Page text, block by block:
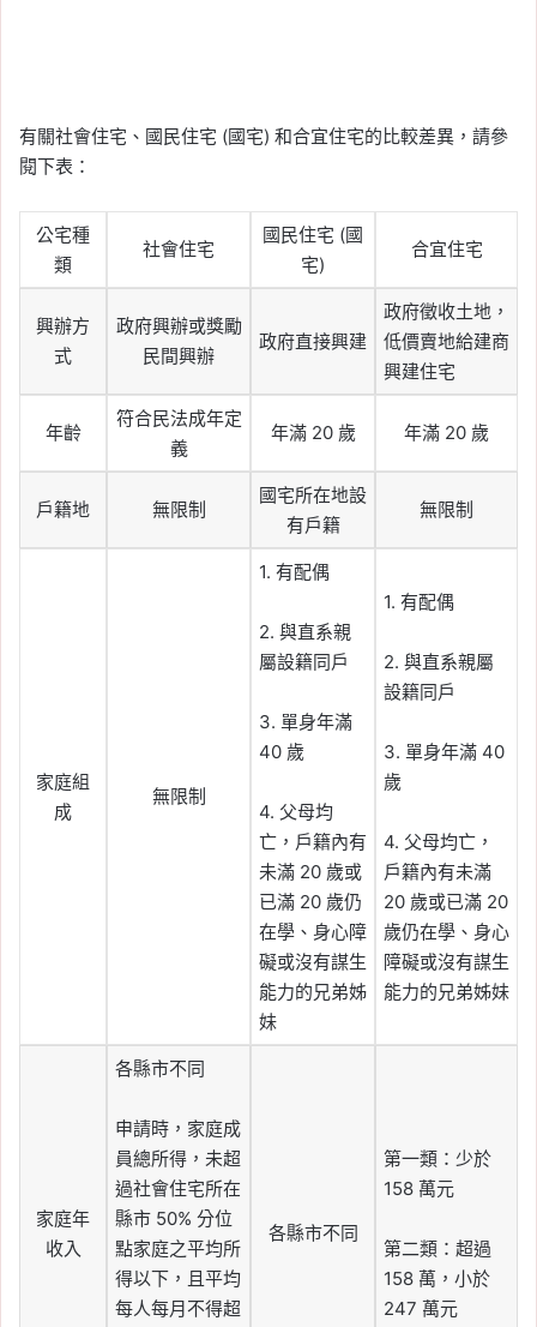
有關社會住宅、國民住宅 (國宅) 和合宜住宅的比較差異，請參
閱下表：
公宅種
類
社會住宅
國民住宅 (國
宅)
合宜住宅
興辦方
式
政府興辦或獎勵
民間興辦
政府直接興建
政府徵收土地，
低價賣地給建商
興建住宅
年齡
符合民法成年定
義
年滿 20 歲 年滿 20 歲
戶籍地 無限制
國宅所在地設
有戶籍
無限制
家庭組
成
無限制
1. 有配偶
2. 與直系親
屬設籍同戶
3. 單身年滿
40 歲
4. 父母均
亡，戶籍內有
未滿 20 歲或
已滿 20 歲仍
在學、身心障
礙或沒有謀生
能力的兄弟姊
妹
1. 有配偶
2. 與直系親屬
設籍同戶
3. 單身年滿 40
歲
4. 父母均亡，
戶籍內有未滿
20 歲或已滿 20
歲仍在學、身心
障礙或沒有謀生
能力的兄弟姊妹
家庭年
收入
各縣市不同
申請時，家庭成
員總所得，未超
過社會住宅所在
縣市 50% 分位
點家庭之平均所
得以下，且平均
每人每月不得超
各縣市不同
第一類：少於
158 萬元
第二類：超過
158 萬，小於
247 萬元